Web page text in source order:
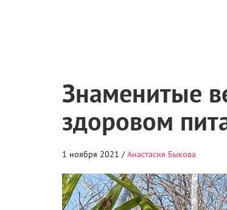
Знаменитые
здоровом
1 ноября 2021 /Анастасия Быкова